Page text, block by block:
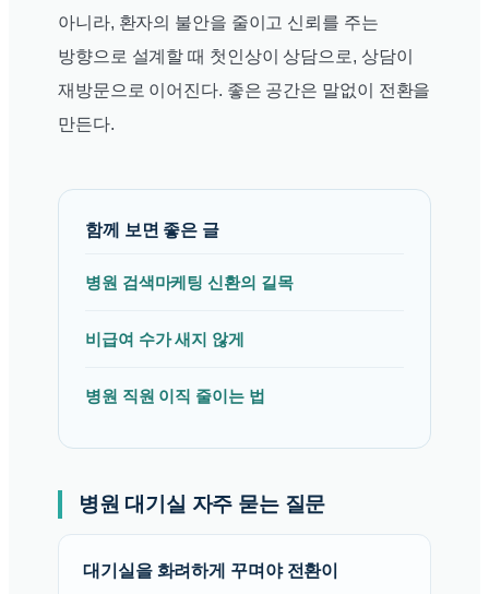
아니라, 환자의 불안을 줄이고 신뢰를 주는
방향으로 설계할 때 첫인상이 상담으로, 상담이
재방문으로 이어진다. 좋은 공간은 말없이 전환을
만든다.
함께 보면 좋은 글
병원 검색마케팅 신환의 길목
비급여 수가 새지 않게
병원 직원 이직 줄이는 법
병원 대기실 자주 묻는 질문
대기실을 화려하게 꾸며야 전환이